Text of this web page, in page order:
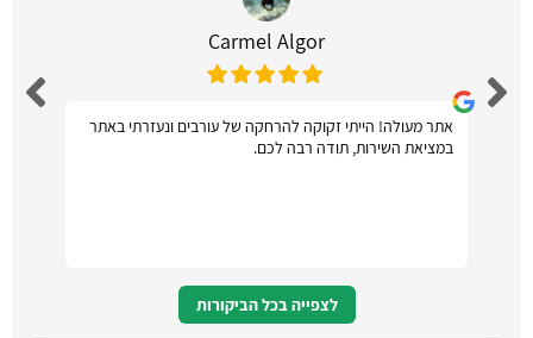
Carmel Algor
אתר מעולה! הייתי זקוקה להרחקה של עורבים ונעזרתי באתר
במציאת השירות, תודה רבה לכם.
לצפייה בכל הביקורות